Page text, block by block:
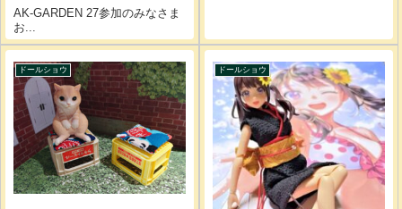
AK-GARDEN 27参加のみなさま
お...
ドールショウ ドールショウ